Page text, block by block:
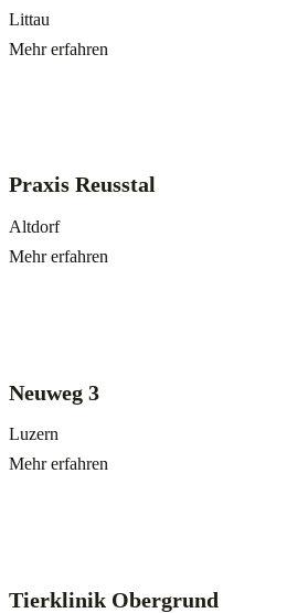
Littau
Mehr erfahren
Praxis Reusstal
Altdorf
Mehr erfahren
Neuweg 3
Luzern
Mehr erfahren
Tierklinik Obergrund